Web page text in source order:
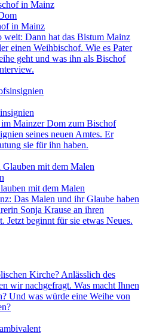
in Mainz
weit: Dann hat das Bistum Mainz
einen Weihbischof. Wie es Pater
geht und was ihn als Bischof
Mainzer Dom zum Bischof
seines neuen Amtes. Er
sie für ihn haben.
mit dem Malen
Das Malen und ihr Glaube haben
Sonja Krause an ihren
Jetzt beginnt für sie etwas Neues.
Kirche? Anlässlich des
wir nachgefragt. Was macht Ihnen
Und was würde eine Weihe von